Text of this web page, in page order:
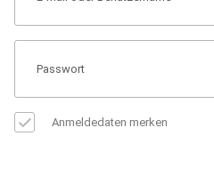
Anmeldedaten merken